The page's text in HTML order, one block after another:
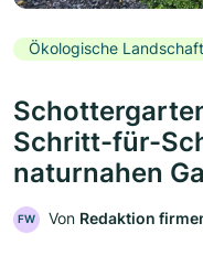
Ökologische
Schritt-für-
naturnahen
FW Von Redaktion